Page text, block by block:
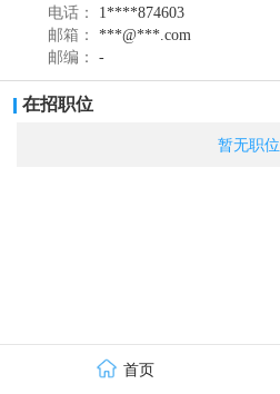
电话：
1****874603
邮箱：
***@***.com
邮编：
-
在招职位
暂无职位
首页